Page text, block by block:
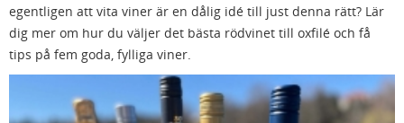
egentligen att vita viner är en dålig idé till just denna rätt? Lär
dig mer om hur du väljer det bästa rödvinet till oxfilé och få
tips på fem goda, fylliga viner.